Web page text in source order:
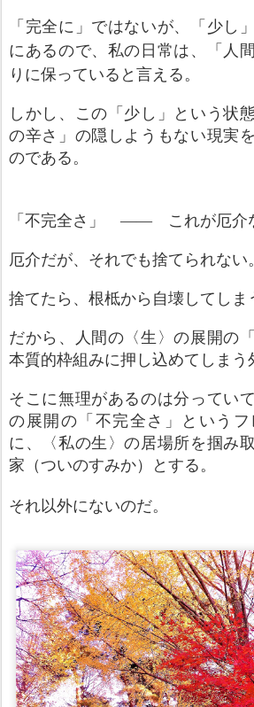
「完全に」 ではないが、「少し
にあるので、 私の 日常は、「人
りに保っていると言える。
しかし、この「少し」という状
の辛さ」の隠しようもない現実
のである。
「不完全さ」 ―― これが厄介
厄介だが、 それでも捨てられない。
捨てたら、根柢から自壊してしま
だから、 人間の〈生〉の展開の
本質的枠組みに押し込めてしまう
そこに無理があるのは分ってい
の展開の「不完全さ」という
に、
〈私の生〉の居場所を掴み取
家（ついのすみか）とする。
それ以外にないのだ。